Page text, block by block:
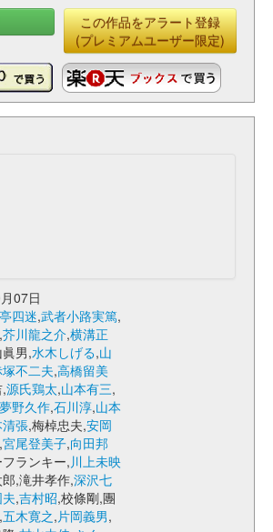
この作品をアラート登録
(プレミアムユーザー限定)
07日
四迷,武者小路実篤,
芥川龍之介,横溝正
男,水木しげる,山
不二夫,高橋留美
源氏鶏太,山本有三,
夢野久作,石川淳,山本
張,梅棹忠夫,安岡
,宮尾登美子,向田邦
ランキー,川上未映
,滝井孝作,深沢七
,吉村昭,校條剛,團
,五木寛之,片岡義男,